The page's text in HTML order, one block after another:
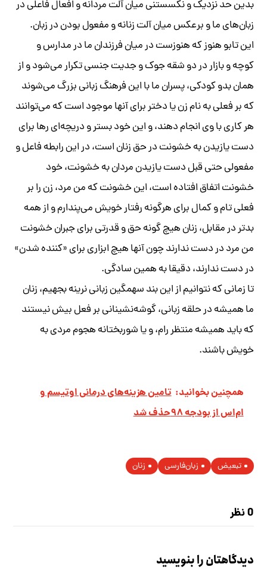
بدین حد نزدیک و نگسستنی میان آلت مردانه‌ و افعال فاعلی در
زبان‌های ما و برعکس میان آلت زنانه‌ و مفعول بودن در زبان.
این تابو هنوز که‌ هنوزست در میان فرزندان ما در مدارس و
کوچه‌ و بازار در دو شقه‌ جوک و جدیت جنسی تکرار می‌شود و از
همان بدو کودکی، پسران ما با این فرهنگ زبانی بزرگ می‌شوند
که‌ بر فعلی به‌ نام زن یا دختر برای آنها موجود است که‌ می‌توانند
هر کاری با وی انجام دهند، و این خود بستر و دریچه‌ای رها برای
دست یازیدن به‌ خشونت در حق زنان است، در این رابطه‌ فاعل و
مفعولی حتی قبل دست یازیدن مردان به‌ خشونت، خود
خشونت اتفاق افتاده‌ است، این خشونت که‌ من مرد، زن را بر
فعلی تام و کمال برای هرگونه‌ رفتار خویش می‌پندارم و از همه‌
بدتر در مقابل، زنان هیچ گونه‌ حق و قدرتی برای جبران خشونت
من مرد در دست ندارند چون آنها هیچ ابزاری برای «کننده‌ شدن»
در دست ندارند، دقیقا به‌ همین سادگی.
تا زمانی که‌ نتوانیم از این بند سهمگین زبانی نرینه‌ بجهیم، زنان
ما همیشه‌ در حلقه‌ زبانی، گوشه‌نشینانی بر فعل بیش نیستند
که‌ باید همیشه‌ منتظر رام، و یا شوربختانه‌ هجوم مردی به‌
خویش باشند.
همچنین بخوانید: تامین هزینه‌های درمانی اوتیسم و
ام‌اس از بودجه ۹۸حذف شد
تبعیض زبان‌فارسی زنان
0 نظر
دیدگاهتان را بنویسید